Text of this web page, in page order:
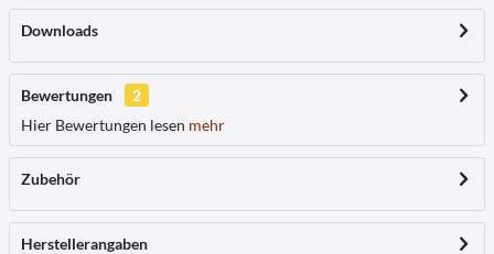
Downloads
Bewertungen
2
Hier Bewertungen lesen mehr
Zubehör
Herstellerangaben